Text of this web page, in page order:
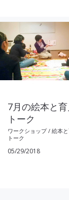
7月の絵本と
トーク
ワークショップ/絵本
トーク
05/29/2018